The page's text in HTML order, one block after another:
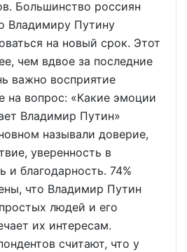
Большинство россиян
Владимиру Путину
на новый срок. Этот
чем вдвое за последние
важно восприятие
на вопрос: «Какие эмоции
Владимир Путин»
называли доверие,
уверенность в
и благодарность. 74%
что Владимир Путин
людей и его
их интересам.
считают, что у